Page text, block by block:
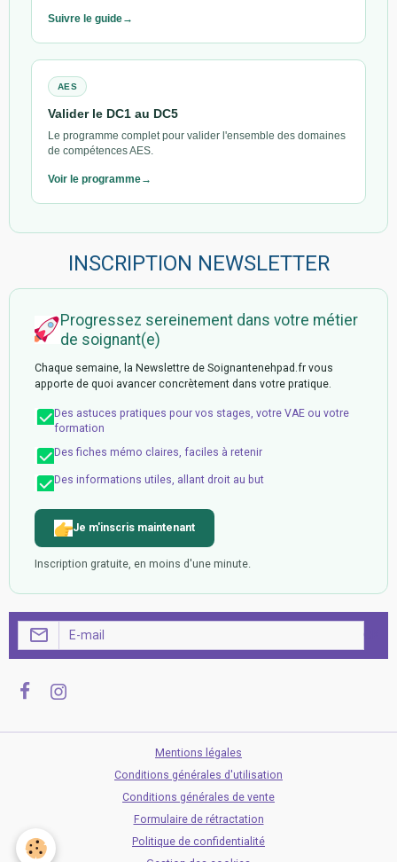
Suivre le guide
AES
Valider le DC1 au DC5
Le programme complet pour valider l'ensemble des domaines
de compétences AES.
Voir le programme
INSCRIPTION NEWSLETTER
Progressez sereinement dans votre métier
de soignant(e)
Chaque semaine, la Newslettre de Soignantenehpad.fr vous
apporte de quoi avancer concrètement dans votre pratique.
Des astuces pratiques pour vos stages, votre VAE ou votre
formation
Des fiches mémo claires, faciles à retenir
Des informations utiles, allant droit au but
Je m'inscris maintenant
Inscription gratuite, en moins d'une minute.
OK
Mentions légales
Conditions générales d'utilisation
Conditions générales de vente
Formulaire de rétractation
Politique de confidentialité